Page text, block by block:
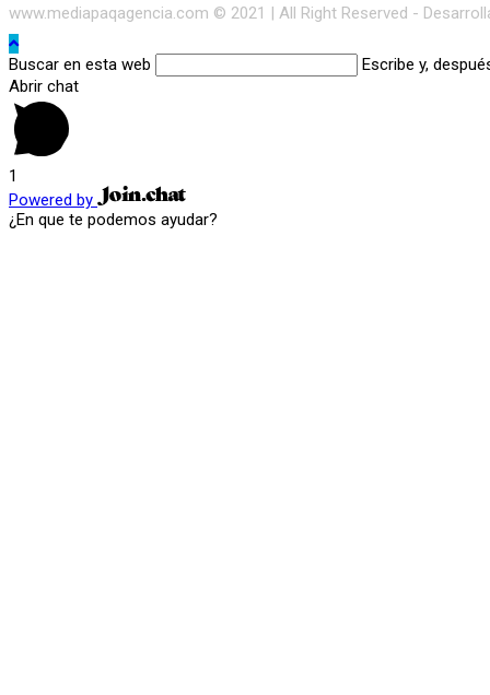
www.mediapaqagencia.com © 2021 | All Right Reserved -
Buscar en esta web
Escribe y,
Abrir chat
1
Powered by
¿En que te podemos ayudar?